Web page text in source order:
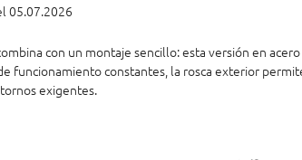
05.07.2026
con un montaje sencillo: esta versión en
funcionamiento constantes, la rosca exterior
exigentes.